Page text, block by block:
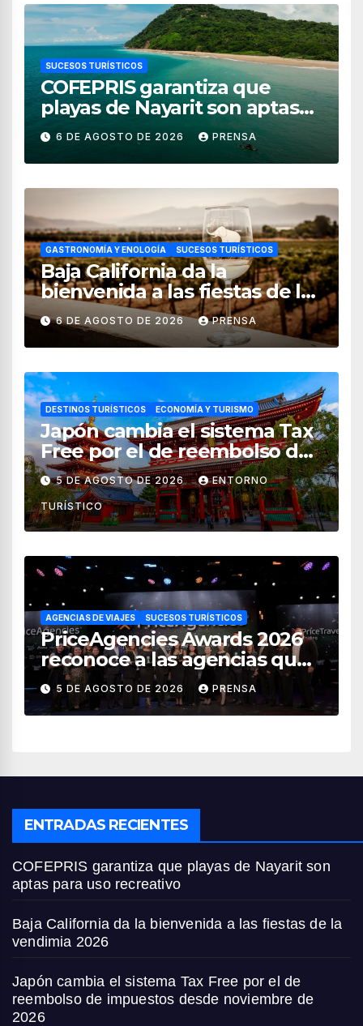
SUCESOS TURÍSTICOS
COFEPRIS garantiza que
playas de Nayarit son aptas
para uso recreativo
6 DE AGOSTO DE 2026 PRENSA
GASTRONOMÍA Y ENOLOGÍA SUCESOS TURÍSTICOS
Baja California da la
bienvenida a las fiestas de la
vendimia 2026
6 DE AGOSTO DE 2026 PRENSA
DESTINOS TURÍSTICOS ECONOMÍA Y TURISMO
Japón cambia el sistema Tax
Free por el de reembolso de
impuestos desde noviembre
de 2026
5 DE AGOSTO DE 2026 ENTORNO
TURÍSTICO
AGENCIAS DE VIAJES SUCESOS TURÍSTICOS
PriceAgencies Awards 2026
reconoce a las agencias que
impulsan el crecimiento del
turismo en México
5 DE AGOSTO DE 2026 PRENSA
ENTRADAS RECIENTES
COFEPRIS garantiza que playas de Nayarit son
aptas para uso recreativo
Baja California da la bienvenida a las fiestas de la
vendimia 2026
Japón cambia el sistema Tax Free por el de
reembolso de impuestos desde noviembre de
2026